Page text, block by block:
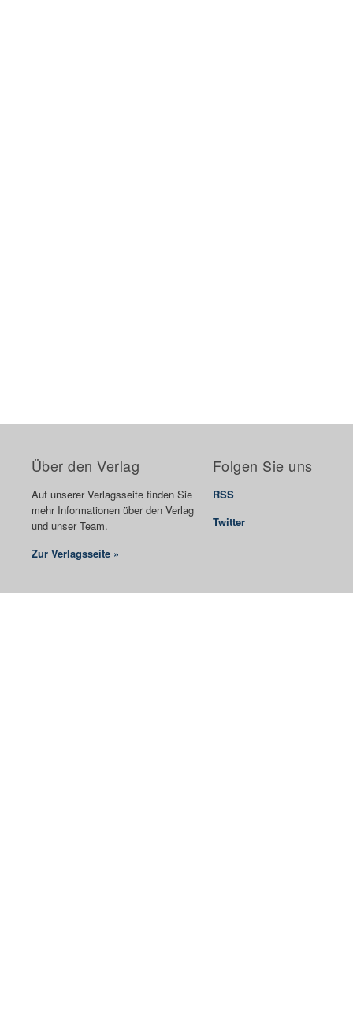
Über den Verlag
Auf unserer Verlagsseite finden Sie
mehr Informationen über den Verlag
und unser Team.
Zur Verlagsseite »
Folgen Sie uns
RSS
Twitter